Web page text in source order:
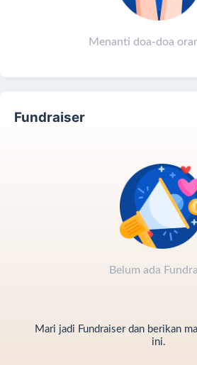
Menanti doa-doa
Fundraiser
Belum ada
Mari jadi Fundraiser dan berikan
ini.